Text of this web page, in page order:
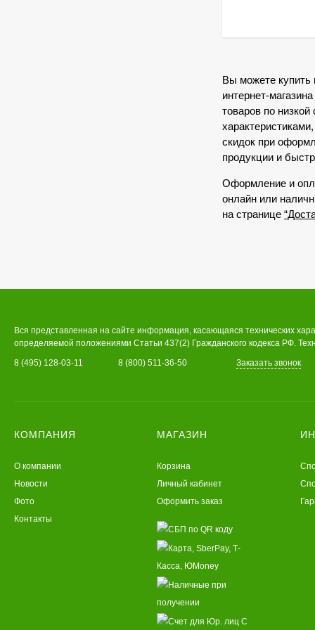
Вы можете купить
интернет-
товаров по
скидок при
продукции и
Оформление и
онлайн или
на странице
Вся представленная на сайте информация, касающаяся технических
определяемой положениями Статьи 437(2) Гражданского кодекса РФ.
8 (495) 128-03-11
8 (800) 511-36-50 Заказать звонок
КОМПАНИЯ
О компании
Новости
Фото
Контакты
МАГАЗИН
Корзина
Личный кабинет
Оформить заказ